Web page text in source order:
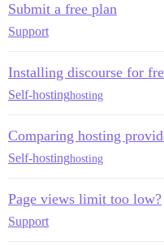
Submit a free plan
Support
Installing discourse for
Self-hostinghosting
Comparing hosting
Self-hostinghosting
Page views limit too low?
Support